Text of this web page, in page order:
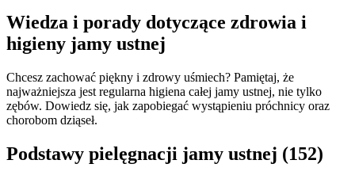
Wiedza i porady dotyczące zdrowia i
higieny jamy ustnej
Chcesz zachować piękny i zdrowy uśmiech? Pamiętaj, że
najważniejsza jest regularna higiena całej jamy ustnej, nie tylko
zębów. Dowiedz się, jak zapobiegać wystąpieniu próchnicy oraz
chorobom dziąseł.
Podstawy pielęgnacji jamy ustnej (152)